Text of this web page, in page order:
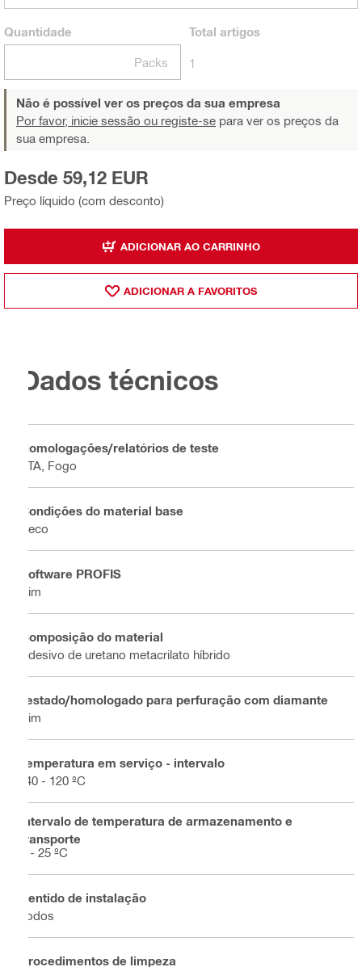
Quantidade
Packs
Total artigos
1
Não é possível ver os preços da sua empresa
Por favor, inicie sessão ou registe-se para ver os preços da
sua empresa.
Preço líquido (com desconto)
Desde 59,12 EUR
ADICIONAR AO CARRINHO
ADICIONAR A FAVORITOS
Dados técnicos
Homologações/relatórios de teste
ETA, Fogo
Condições do material base
Seco
Software PROFIS
Sim
Composição do material
Adesivo de uretano metacrilato híbrido
Testado/homologado para perfuração com diamante
Sim
Temperatura em serviço - intervalo
-40 - 120 ºC
Intervalo de temperatura de armazenamento e
transporte
5 - 25 ºC
Sentido de instalação
Todos
Procedimentos de limpeza